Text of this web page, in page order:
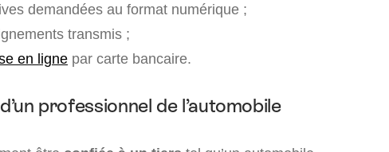
demandées au format numérique ;
transmis ;
en ligne par carte bancaire.
professionnel de l’automobile